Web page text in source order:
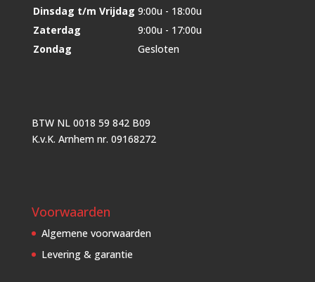
Dinsdag t/m Vrijdag 9:00u - 18:00u
Zaterdag
9:00u - 17:00u
Zondag
Gesloten
BTW NL 0018 59 842 B09
K.v.K. Arnhem nr. 09168272
Voorwaarden
Algemene voorwaarden
Levering & garantie